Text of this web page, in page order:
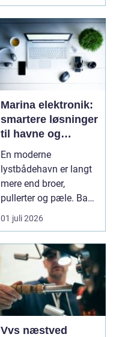
Marina elektronik:
smartere løsninger
til havne og
bådejere
En moderne
lystbådehavn er langt
mere end broer,
pullerter og pæle. Bag
kulissen ligger et net af
st...
01 juli 2026
Vvs næstved